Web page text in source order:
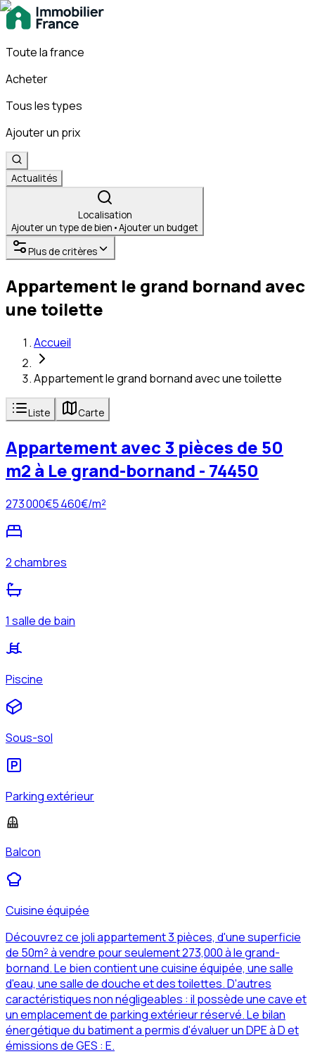
Toute la france
Acheter
Tous les types
Ajouter un prix
Actualités
Localisation
Ajouter un type de bien •Ajouter un budget
Plus de critères
Appartement le grand bornand avec
une toilette
Accueil
Appartement le grand bornand avec une toilette
Liste Carte
Appartement avec 3 pièces de 50
m2 à Le grand-bornand - 74450
273 000€5 460€/m²
2 chambres
1 salle de bain
Piscine
Sous-sol
Parking extérieur
Balcon
Cuisine équipée
Découvrez ce joli appartement 3 pièces, d'une superficie
de 50m² à vendre pour seulement 273,000 à le grand-
bornand. Le bien contient une cuisine équipée, une salle
d'eau, une salle de douche et des toilettes. D'autres
caractéristiques non négligeables : il possède une cave et
un emplacement de parking extérieur réservé. Le bilan
énergétique du batiment a permis d'évaluer un DPE à D et
émissions de GES : E.